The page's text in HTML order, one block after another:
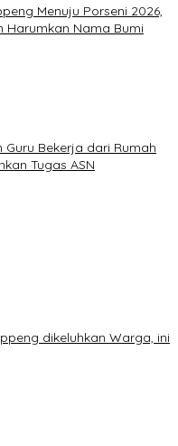
Menuju Porseni 2026,
Harumkan Nama Bumi
Bekerja dari Rumah
Tugas ASN
dikeluhkan Warga, ini